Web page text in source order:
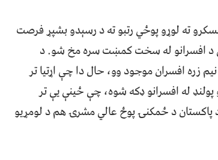
ته لوړو پوځي رتبو ته د رسېدو بشپړ فرصت
کې د افسرانو له سخت کمښت سره مخ شو. د
زره افسران موجود وو، حال دا چې اړتیا تر
پولنډ له افسرانو ډکه شوه، چې ځینې یې تر
د پاکستان د ځمکنۍ پوځ عالي مشرۍ هم د لومړیو